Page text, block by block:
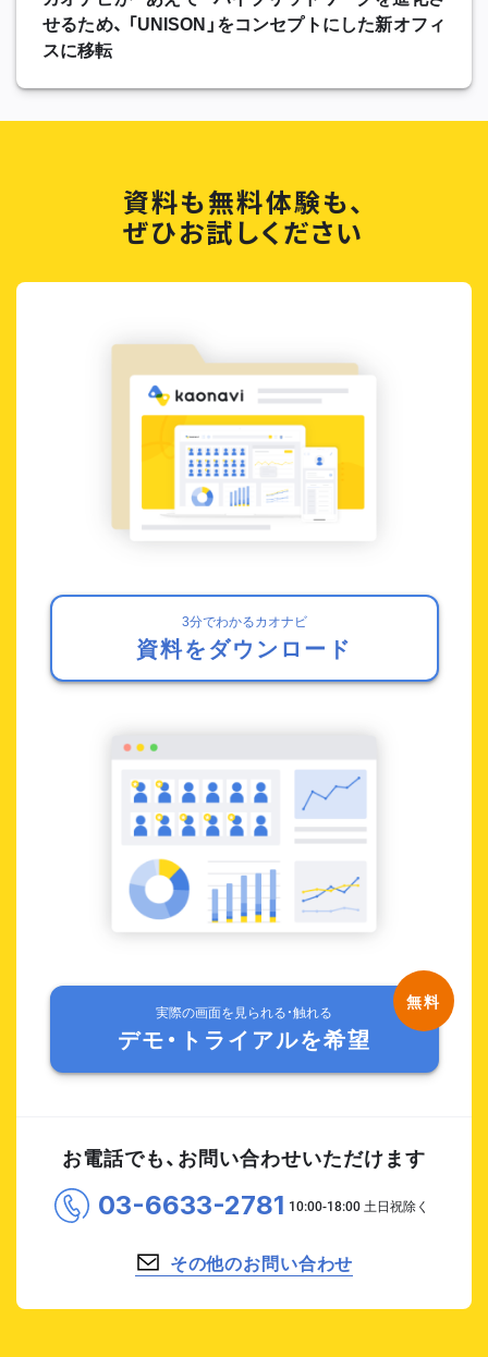
せるため、 「UNISON」をコンセプトにした新オフィ
スに移転
資料も無料体験も、
ぜひお試しください
3分でわかるカオナビ
資料をダウンロード
実際の画面を見られる・触れる
デモ・トライアルを希望
お電話でも、お問い合わせいただけます
03-6633-2781
その他のお問い合わせ